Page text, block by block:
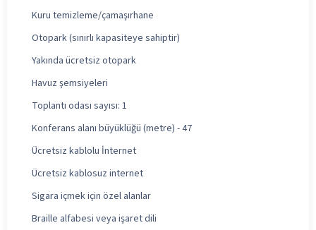
Kuru temizleme/çamaşırhane
Otopark (sınırlı kapasiteye sahiptir)
Yakında ücretsiz otopark
Havuz şemsiyeleri
Toplantı odası sayısı: 1
Konferans alanı büyüklüğü (metre) - 47
Ücretsiz kablolu İnternet
Ücretsiz kablosuz internet
Sigara içmek için özel alanlar
Braille alfabesi veya işaret dili